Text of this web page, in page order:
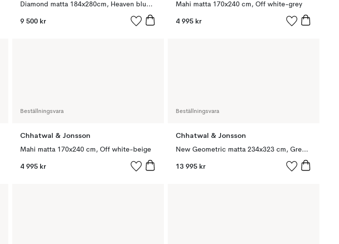
Diamond matta 184x280cm, Heaven blue- off white
9 500 kr
Mahi matta 170x240 cm, Off white-grey
4 995 kr
Beställningsvara
Chhatwal & Jonsson
Mahi matta 170x240 cm, Off white-beige
4 995 kr
Beställningsvara
Chhatwal & Jonsson
New Geometric matta 234x323 cm, Green melange-off white
13 995 kr